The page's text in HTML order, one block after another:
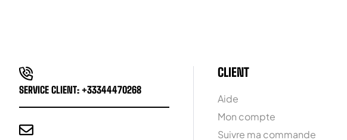
SERVICE CLIENT: +33344470268
CLIENT
Aide
Mon compte
Suivre ma commande